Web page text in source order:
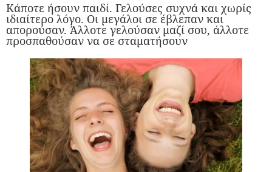
Κάποτε ήσουν παιδί. Γελούσες συχνά και χωρίς
ιδιαίτερο λόγο. Οι μεγάλοι σε έβλεπαν και
απορούσαν. Άλλοτε γελούσαν μαζί σου, άλλοτε
προσπαθούσαν να σε σταματήσουν